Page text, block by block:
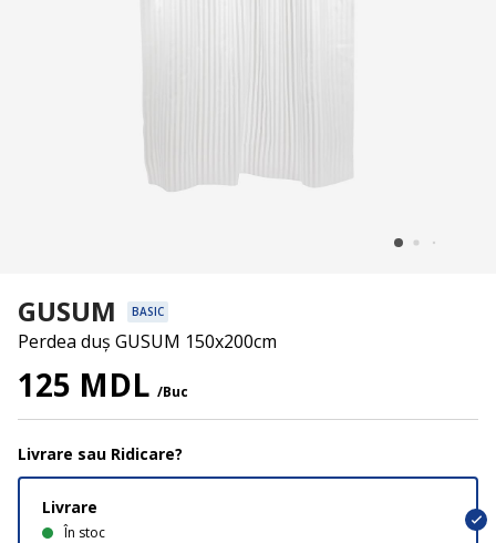
GUSUM BASIC
Perdea duș GUSUM 150x200cm
125 MDL /Buc
Livrare sau Ridicare?
Livrare
În stoc